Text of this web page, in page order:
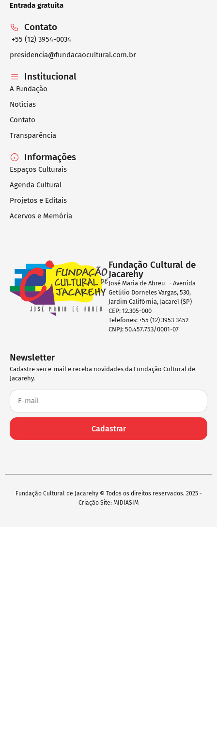
Entrada gratuita
Contato
+55 (12) 3954-0034
presidencia@fundacaocultural.com.br
Institucional
A Fundação
Notícias
Contato
Transparência
Informações
Espaços Culturais
Agenda Cultural
Projetos e Editais
Acervos e Memória
Fundação Cultural de
Jacarehy
José Maria de Abreu - Avenida
Getúlio Dorneles Vargas, 530,
Jardim Califórnia, Jacareí (SP)
CEP: 12.305-000
Telefones: +55 (12) 3953-3452
CNPJ: 50.457.753/0001-07
Newsletter
Cadastre seu e-mail e receba novidades da Fundação Cultural de
Jacarehy.
Cadastrar
Fundação Cultural de Jacarehy © Todos os direitos reservados. 2025 -
Criação Site: MIDIASIM